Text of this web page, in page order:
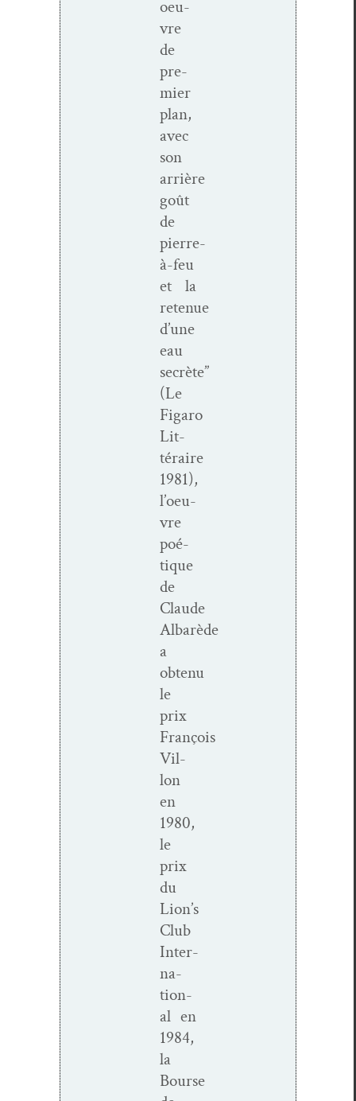
oeu­
vre
de
pre­
mier
plan,
avec
son
arrière
goût
de
pierre-
à-feu
et la
retenue
d’une
eau
secrète”
(Le
Figaro
Lit­
téraire
1981),
l’oeu­
vre
poé­
tique
de
Claude
Albarède
a
obtenu
le
prix
François
Vil­
lon
en
1980,
le
prix
du
Lion’s
Club
Inter­
na­
tion­
al en
1984,
la
Bourse